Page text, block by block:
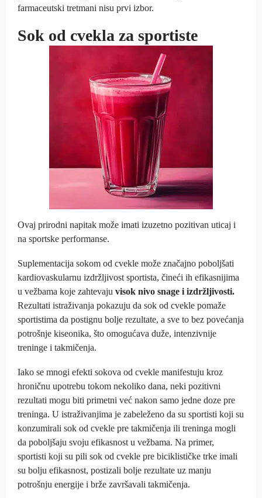
farmaceutski tretmani nisu prvi izbor.
Sok od cvekla za sportiste
Ovaj prirodni napitak može imati izuzetno pozitivan uticaj i
na sportske performanse.
Suplementacija sokom od cvekle može značajno poboljšati
kardiovaskularnu izdržljivost sportista, čineći ih efikasnijima
u vežbama koje zahtevaju visok nivo snage i izdržljivosti.
Rezultati istraživanja pokazuju da sok od cvekle pomaže
sportistima da postignu bolje rezultate, a sve to bez povećanja
potrošnje kiseonika, što omogućava duže, intenzivnije
treninge i takmičenja.
Iako se mnogi efekti sokova od cvekle manifestuju kroz
hroničnu upotrebu tokom nekoliko dana, neki pozitivni
rezultati mogu biti primetni već nakon samo jedne doze pre
treninga. U istraživanjima je zabeleženo da su sportisti koji su
konzumirali sok od cvekle pre takmičenja ili treninga mogli
da poboljšaju svoju efikasnost u vežbama. Na primer,
sportisti koji su pili sok od cvekle pre biciklističke trke imali
su bolju efikasnost, postizali bolje rezultate uz manju
potrošnju energije i brže završavali takmičenja.